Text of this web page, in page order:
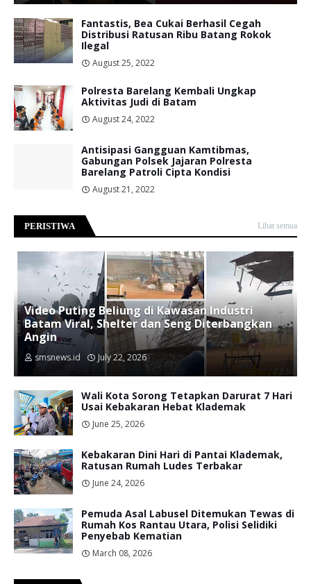
Fantastis, Bea Cukai Berhasil Cegah
Distribusi Ratusan Ribu Batang Rokok
Ilegal
August 25, 2022
Polresta Barelang Kembali Ungkap
Aktivitas Judi di Batam
August 24, 2022
Antisipasi Gangguan Kamtibmas,
Gabungan Polsek Jajaran Polresta
Barelang Patroli Cipta Kondisi
August 21, 2022
PERISTIWA Lihat semua
Video Puting Beliung di Kawasan Industri
Batam Viral, Shelter dan Seng Diterbangkan
Angin
smsnews.id July 22, 2026
Wali Kota Sorong Tetapkan Darurat 7 Hari
Usai Kebakaran Hebat Klademak
June 25, 2026
Kebakaran Dini Hari di Pantai Klademak,
Ratusan Rumah Ludes Terbakar
June 24, 2026
Pemuda Asal Labusel Ditemukan Tewas di
Rumah Kos Rantau Utara, Polisi Selidiki
Penyebab Kematian
March 08, 2026